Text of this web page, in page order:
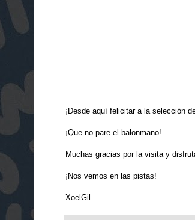
¡Desde aquí felicitar a la selección
¡Que no pare el balonmano!
Muchas gracias por la visita y
¡Nos vemos en las pistas!
XoelGil